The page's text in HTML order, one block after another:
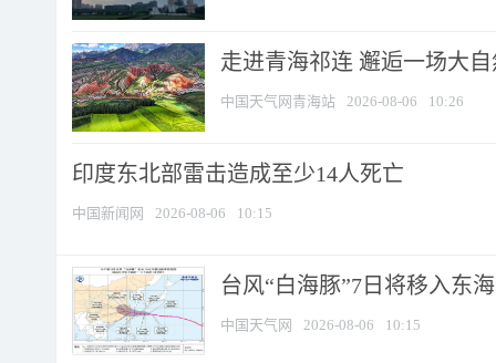
走进青海祁连 邂逅一场大
中国天气网青海站 2026-08-06 10:26
印度东北部雷击造成至少14人死亡
中国新闻网 2026-08-06 10:15
台风“白海豚”7日将移入东
中国天气网 2026-08-06 10:15